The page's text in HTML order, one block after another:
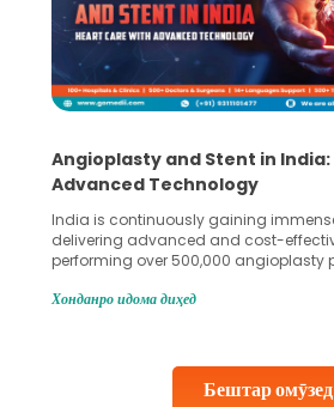
Бештар омӯзед
5 Essential Steps for Effective
Collection and Processing
Human sperm collection and
in advanced reproductive techniques
Fertilization (IVF) and intrauterine
challenges and help couples achieve
collected, they process the
Хонданро идома диҳед